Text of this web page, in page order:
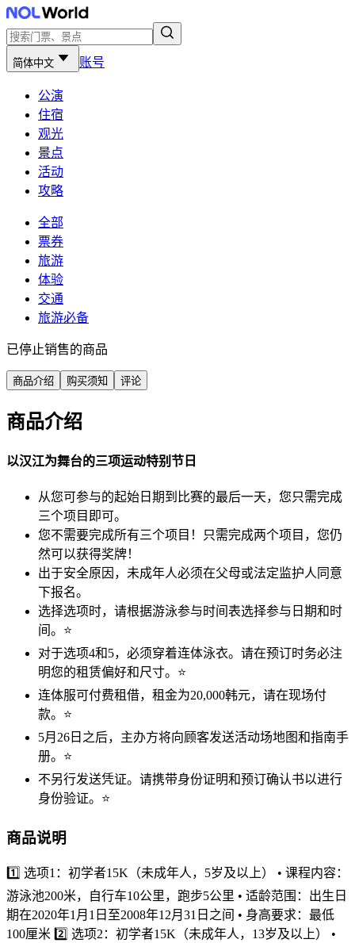
简体中文 账号
公演
住宿
观光
景点
活动
攻略
全部
票券
旅游
体验
交通
旅游必备
已停止销售的商品
商品介绍 购买须知 评论
商品介绍
以汉江为舞台的三项运动特别节日
从您可参与的起始日期到比赛的最后一天，您只需完成
三个项目即可。
您不需要完成所有三个项目！只需完成两个项目，您仍
然可以获得奖牌！
出于安全原因，未成年人必须在父母或法定监护人同意
下报名。
选择选项时，请根据游泳参与时间表选择参与日期和时
间。⭐️
对于选项4和5，必须穿着连体泳衣。请在预订时务必注
明您的租赁偏好和尺寸。⭐️
连体服可付费租借，租金为20,000韩元，请在现场付
款。⭐️
5月26日之后，主办方将向顾客发送活动场地图和指南手
册。⭐️
不另行发送凭证。请携带身份证明和预订确认书以进行
身份验证。⭐️
商品说明
1️⃣ 选项1：初学者15K（未成年人，5岁及以上） • 课程内容：
游泳池200米，自行车10公里，跑步5公里 • 适龄范围：出生日
期在2020年1月1日至2008年12月31日之间 • 身高要求：最低
100厘米 2️⃣ 选项2：初学者15K（未成年人，13岁及以上） •